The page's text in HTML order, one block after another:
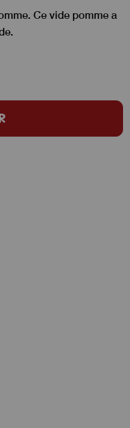
Ce vide pomme a